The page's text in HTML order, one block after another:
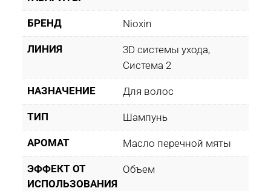
БРЕНД Nioxin
ЛИНИЯ
3D системы ухода,
Система 2
НАЗНАЧЕНИЕ Для волос
ТИП Шампунь
АРОМАТ Масло перечной мяты
ЭФФЕКТ ОТ
ИСПОЛЬЗОВАНИЯ
Объем